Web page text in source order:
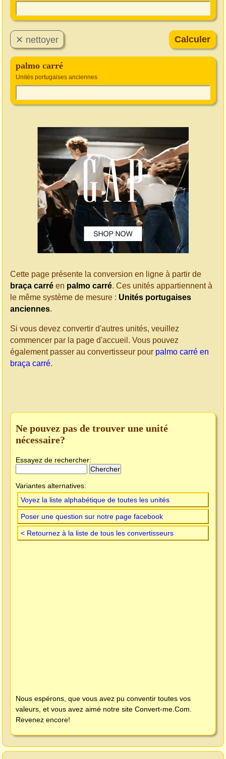
palmo carré
Unités portugaises anciennes
Cette page présente la conversion en ligne à partir de
braça carré en palmo carré. Ces unités appartiennent à
le même système de mesure : Unités portugaises
anciennes.
Si vous devez convertir d'autres unités, veuillez
commencer par la page d'accueil. Vous pouvez
également passer au convertisseur pour palmo carré en
braça carré.
Ne pouvez pas de trouver une unité
nécessaire?
Essayez de rechercher:
Variantes alternatives:
Voyez la liste alphabétique de toutes les unités
Poser une question sur notre page facebook
< Retournez à la liste de tous les convertisseurs
Nous espérons, que vous avez pu conventir toutes vos
valeurs, et vous avez aimé notre site Convert-me.Com
Revenez encore!